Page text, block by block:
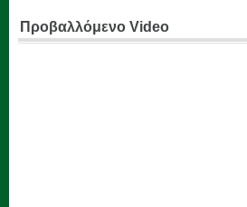
Προβαλλόμενο Video